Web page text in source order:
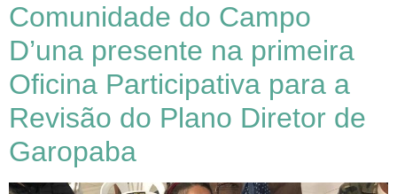
Comunidade do Campo
D’una presente na primeira
Oficina Participativa para a
Revisão do Plano Diretor de
Garopaba